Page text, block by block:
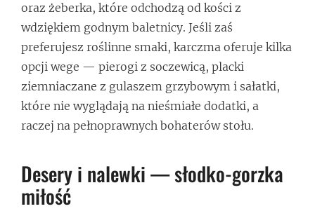
oraz żeberka, które odchodzą od kości z
wdziękiem godnym baletnicy. Jeśli zaś
preferujesz roślinne smaki, karczma oferuje kilka
opcji wege — pierogi z soczewicą, placki
ziemniaczane z gulaszem grzybowym i sałatki,
które nie wyglądają na nieśmiałe dodatki, a
raczej na pełnoprawnych bohaterów stołu.
Desery i nalewki — słodko-gorzka
miłość